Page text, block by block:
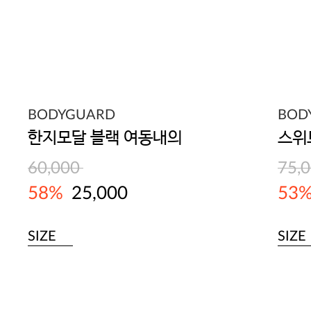
BODYGUARD
한지모달 블랙 여동내의
60,000
58% 25,000
SIZE SIZE